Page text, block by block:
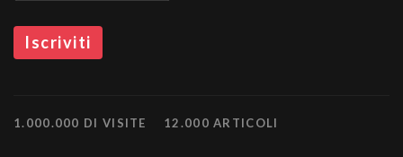
1.000.000 DI VISITE 12.000 ARTICOLI